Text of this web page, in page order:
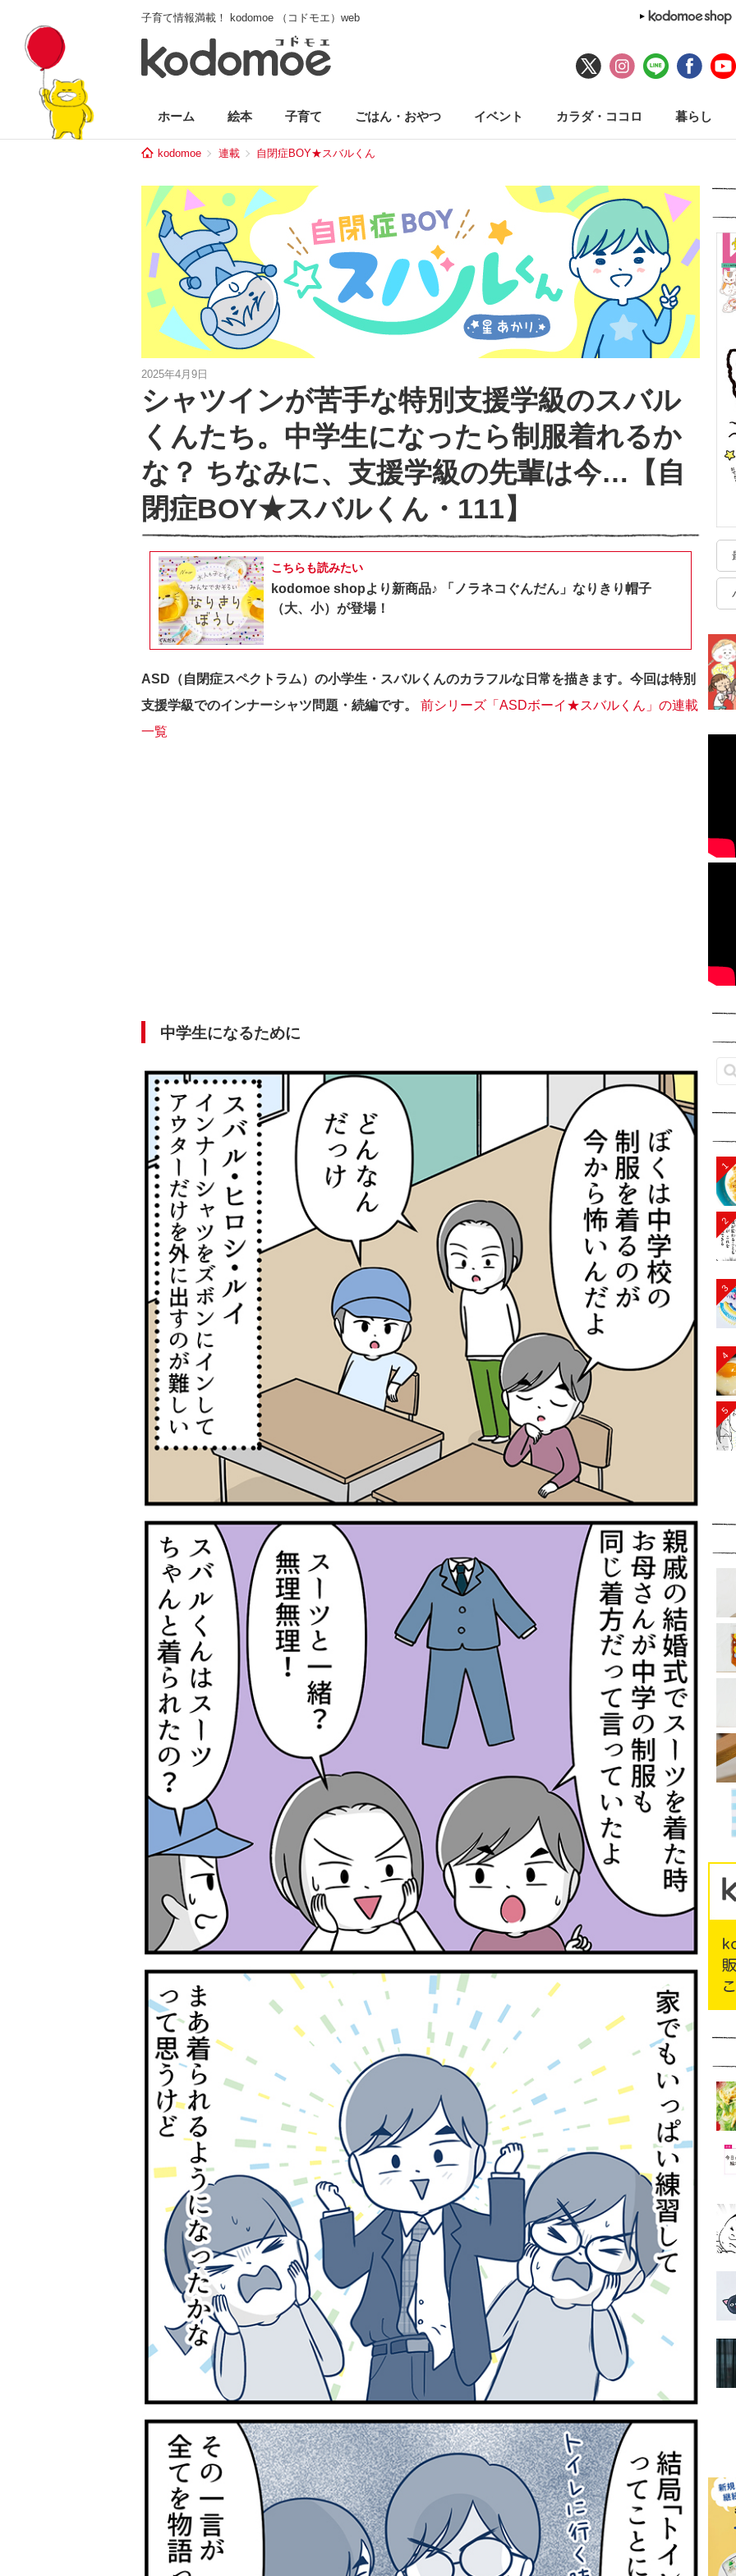
子育て情報満載！ kodomoe （コドモエ）web
ホーム 絵本 子育て ごはん・おやつ イベント カラダ・ココロ 暮らし
kodomoe 連載 自閉症BOY★スバルくん
2025年4月9日
シャツインが苦手な特別支援学級のスバル
くんたち。中学生になったら制服着れるか
な？ ちなみに、支援学級の先輩は今…【自
閉症BOY★スバルくん・111】
こちらも読みたい
kodomoe shopより新商品♪ 「ノラネコぐんだん」なりきり帽子
（大、小）が登場！
ASD（自閉症スペクトラム）の小学生・スバルくんのカラフルな日常を描きます。今回は特別
支援学級でのインナーシャツ問題・続編です。
前シリーズ「ASDボーイ★スバルくん」の連載
一覧
中学生になるために
1
2
3
4
5